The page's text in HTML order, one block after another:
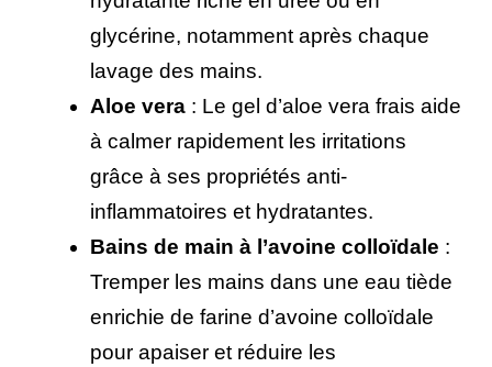
glycérine, notamment après chaque
lavage des mains.
Aloe vera : Le gel d’aloe vera frais aide
à calmer rapidement les irritations
grâce à ses propriétés anti-
inflammatoires et hydratantes.
Bains de main à l’avoine colloïdale :
Tremper les mains dans une eau tiède
enrichie de farine d’avoine colloïdale
pour apaiser et réduire les